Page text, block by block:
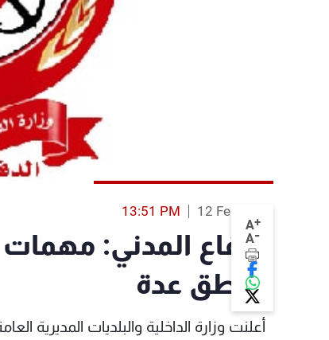
A+
A-
12 Feb 2014
13:51 PM
الدفاع المدني:
مناطق عدة
أعلنت وزارة الداخلية والبلديات المديرية